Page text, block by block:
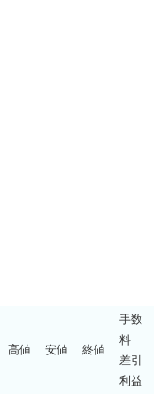
高値 安値 終値
手数
料
差引
利益